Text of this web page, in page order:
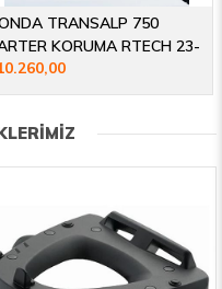
TRANSALP 750
KORUMA RTECH 23-